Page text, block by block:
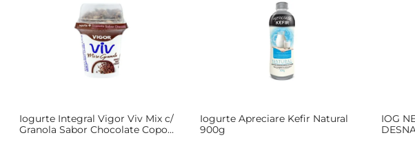
Iogurte Integral Vigor Viv Mix c/
Granola Sabor Chocolate Copo
Iogurte Apreciare Kefir Natural
900g
IOG